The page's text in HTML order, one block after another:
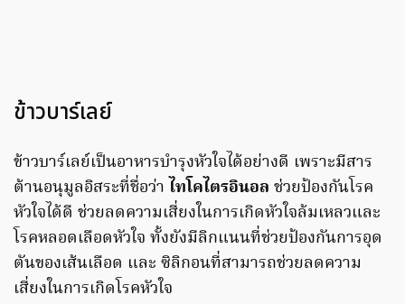
ข้าวบาร์เลย์
ข้าวบาร์เลย์เป็นอาหารบำรุงหัวใจได้อย่างดี เพราะมีสาร
ต้านอนุมูลอิสระที่ชื่อว่า ไทโคไตรอินอล ช่วยป้องกันโรค
หัวใจได้ดี ช่วยลดความเสี่ยงในการเกิดหัวใจล้มเหลวและ
โรคหลอดเลือดหัวใจ ทั้งยังมีลิกแนนที่ช่วยป้องกันการอุด
ตันของเส้นเลือด และ ซิลิกอนที่สามารถช่วยลดความ
เสี่ยงในการเกิดโรคหัวใจ